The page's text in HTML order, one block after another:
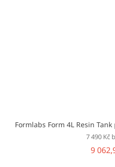
Formlabs Form 4L Resin Tank
7 490 Kč
9